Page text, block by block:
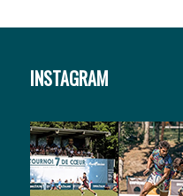
INSTAGRAM